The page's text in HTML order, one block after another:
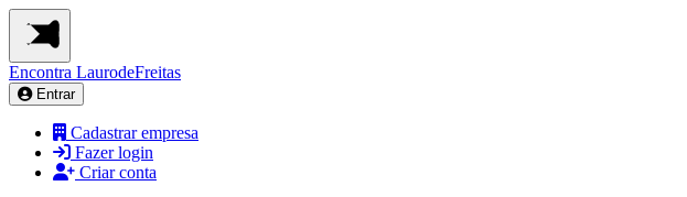
Encontra LaurodeFreitas
Entrar
Cadastrar empresa
Fazer login
Criar conta